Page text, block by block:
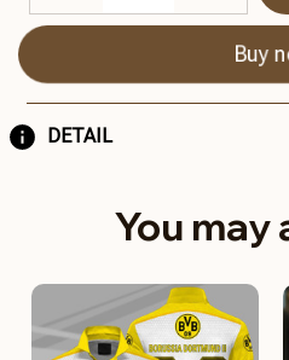
Buy
DETAIL
You may